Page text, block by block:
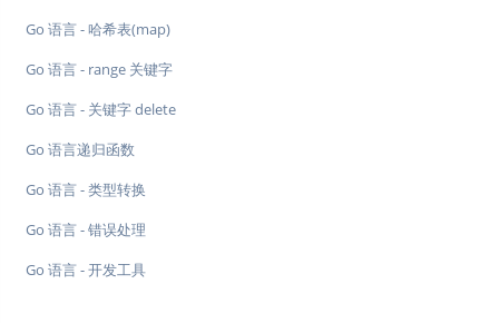
Go 语言 - 哈希表(map)
Go 语言 - range 关键字
Go 语言 - 关键字 delete
Go 语言递归函数
Go 语言 - 类型转换
Go 语言 - 错误处理
Go 语言 - 开发工具